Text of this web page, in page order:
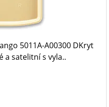
5011A-A00300 DKryt
a satelitní s vyla..